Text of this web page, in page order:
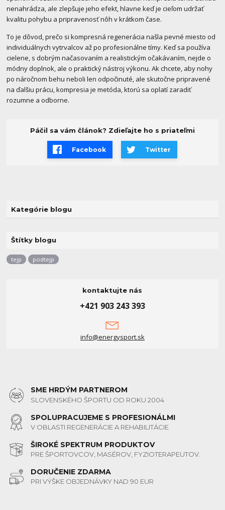
Kategórie blogu
Štítky blogu
tejp podtejp
kontaktujte nás
+421 903 243 393
info@energysport.sk
nenahrádza, ale zlepšuje jeho efekt, hlavne keď je cieľom udržať
kvalitu pohybu a pripravenosť nôh v krátkom čase.
To je dôvod, prečo si kompresná regenerácia našla pevné miesto od
individuálnych vytrvalcov až po profesionálne tímy. Keď sa používa
cielene, s dobrým načasovaním a realistickým očakávaním, nejde o
módny doplnok, ale o praktický nástroj výkonu. Ak chcete, aby nohy
po náročnom behu neboli len odpočinuté, ale skutočne pripravené
na ďalšiu prácu, kompresia je metóda, ktorú sa oplatí zaradiť
rozumne a odborne.
Páčil sa vám článok? Zdieľajte ho s priateľmi
Facebook Twitter
SME HRDÝM PARTNEROM
SLOVENSKÉHO ŠPORTU OD ROKU 2004
SPOLUPRACUJEME S PROFESIONÁLMI
V OBLASTI REGENERÁCIE A REHABILITÁCIE
ŠIROKÉ SPEKTRUM PRODUKTOV
PRE ŠPORTOVCOV, MASÉROV, FYZIOTERAPEUTOV.
DORUČENIE ZDARMA
PRI VÝŠKE OBJEDNÁVKY NAD 90 EUR